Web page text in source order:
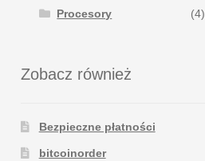
Procesory (4)
Zobacz również
Bezpieczne płatności
bitcoinorder